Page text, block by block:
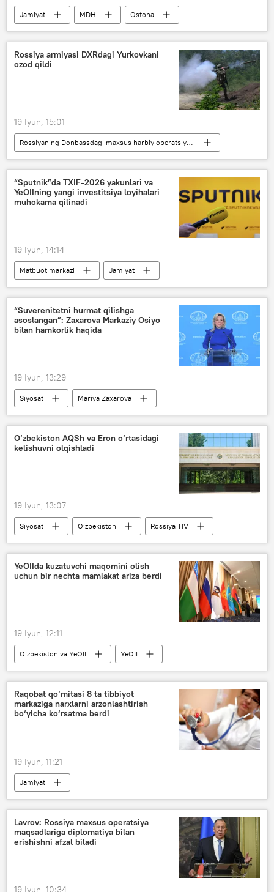
Jamiyat MDH
Ostona
harbiy hamkorlik
Rossiya armiyasi DXRdagi Yurkovkani
ozod qildi
19 Iyun, 15:01
Rossiyaning Donbassdagi maxsus harbiy operatsiyasi
Dunyoda
Dunyo yangiliklari
Donesk xalq respublikasi (DXR)
Rossiya Mudofaa vazirligi
“Sputnik”da TXIF-2026 yakunlari va
YeOIIning yangi investitsiya loyihalari
muhokama qilinadi
19 Iyun, 14:14
Matbuot markazi
Jamiyat
Toshkent xalqaro investitsiya forumi (TIXF)
YeOII
“Suverenitetni hurmat qilishga
asoslangan”: Zaxarova Markaziy Osiyo
bilan hamkorlik haqida
19 Iyun, 13:29
Siyosat
Mariya Zaxarova
Markaziy Osiyo
O‘zbekiston
O‘zbekiston AQSh va Eron o‘rtasidagi
kelishuvni olqishladi
19 Iyun, 13:07
Siyosat O‘zbekiston
Rossiya TIV
AQSh
AQSh – Eron mojarosi
Eron
YeOIIda kuzatuvchi maqomini olish
uchun bir nechta mamlakat ariza berdi
19 Iyun, 12:11
O‘zbekiston va YeOII
YeOII
Jamiyat
Raqobat qo‘mitasi 8 ta tibbiyot
markaziga narxlarni arzonlashtirish
bo‘yicha ko‘rsatma berdi
19 Iyun, 11:21
Jamiyat
Raqobatni rivojlantirish va iste’molchilar huquqlarini himoya qilish qo‘mitasi
tibbiyot muassasi
Lavrov: Rossiya maxsus operatsiya
maqsadlariga diplomatiya bilan
erishishni afzal biladi
19 Iyun, 10:34